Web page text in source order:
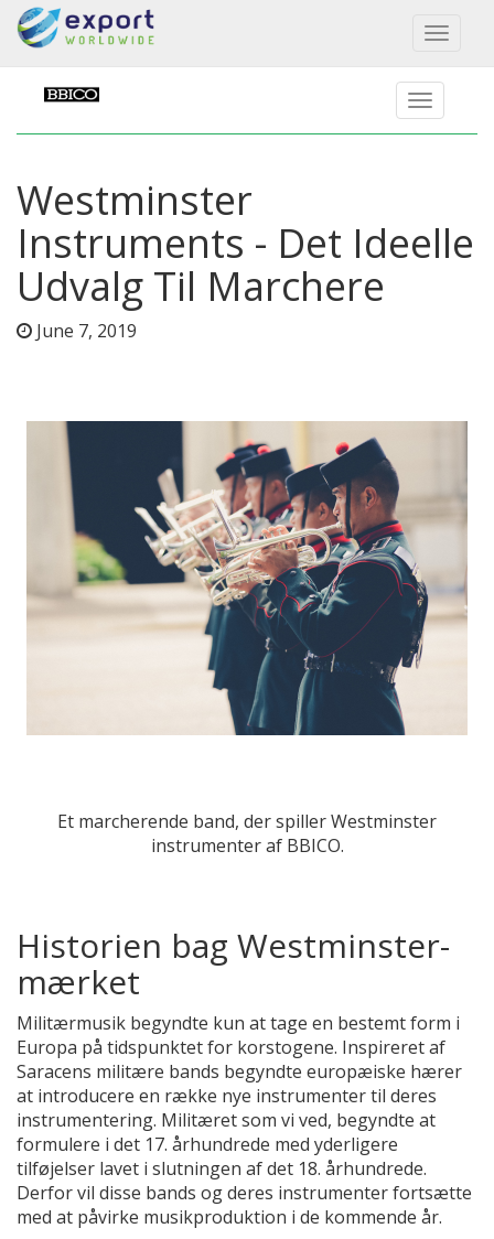
Toggle
Westminster
Instruments - Det Ideelle
Udvalg Til Marchere
June 7, 2019
Et marcherende band, der spiller Westminster
instrumenter af BBICO.
Historien bag Westminster-
mærket
Militærmusik begyndte kun at tage en bestemt form i
Europa på tidspunktet for korstogene. Inspireret af
Saracens militære bands begyndte europæiske hærer
at introducere en række nye instrumenter til deres
instrumentering. Militæret som vi ved, begyndte at
formulere i det 17. århundrede med yderligere
tilføjelser lavet i slutningen af det 18. århundrede.
Derfor vil disse bands og deres instrumenter fortsætte
med at påvirke musikproduktion i de kommende år.